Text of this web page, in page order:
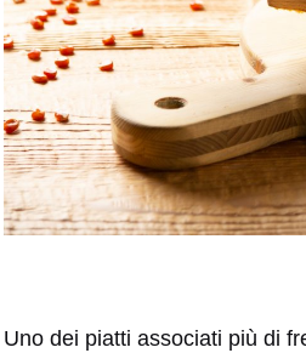
Uno dei piatti associati più di